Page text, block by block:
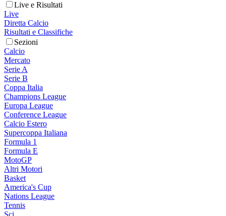
Live e Risultati
Live
Diretta Calcio
Risultati e Classifiche
Sezioni
Calcio
Mercato
Serie A
Serie B
Coppa Italia
Champions League
Europa League
Conference League
Calcio Estero
Supercoppa Italiana
Formula 1
Formula E
MotoGP
Altri Motori
Basket
America's Cup
Nations League
Tennis